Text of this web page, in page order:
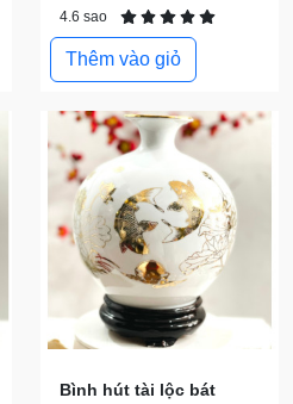
4.6 sao
Thêm vào giỏ
Bình hút tài lộc bát